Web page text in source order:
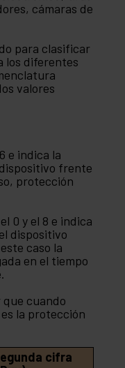
cámaras de
para clasificar
los diferentes
valores
e indica la
frente
protección
0 y el 8 e indica
dispositivo
caso la
en el tiempo
cuando
la protección
cifra